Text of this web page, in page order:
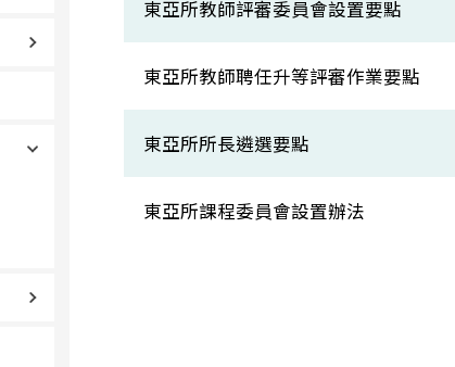
東亞所教師評審委員會設置要點
東亞所教師聘任升等評審作業要點
東亞所所長遴選要點
東亞所課程委員會設置辦法